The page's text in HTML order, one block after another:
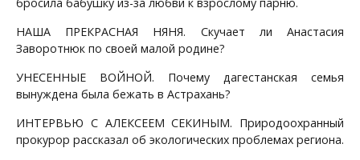
НАША ПРЕКРАСНАЯ НЯНЯ. Скучает ли Анастасия
Заворотнюк по своей малой родине?
УНЕСЕННЫЕ ВОЙНОЙ. Почему дагестанская семья
вынуждена была бежать в Астрахань?
ИНТЕРВЬЮ С АЛЕКСЕЕМ СЕКИНЫМ. Природоохранный
прокурор рассказал об экологических проблемах региона.